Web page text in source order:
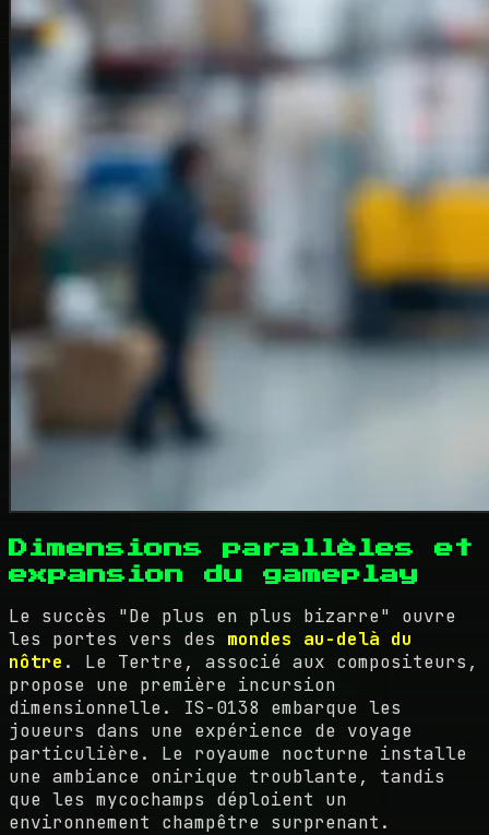
Dimensions parallèles et
expansion du gameplay
Le succès "De plus en plus bizarre" ouvre
les portes vers des mondes au-delà du
nôtre . Le Tertre, associé aux compositeurs,
propose une première incursion
dimensionnelle. IS-0138 embarque les
joueurs dans une expérience de voyage
particulière. Le royaume nocturne installe
une ambiance onirique troublante, tandis
que les mycochamps déploient un
environnement champêtre surprenant.